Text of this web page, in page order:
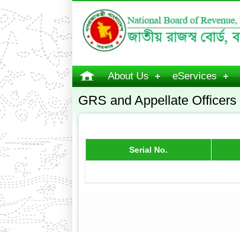
About Us eServices
GRS and Appellate Officers
Serial No.